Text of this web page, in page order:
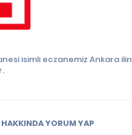
isimli eczanemiz Ankara
YORUM YAP